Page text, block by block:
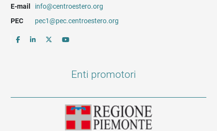
E-mail
info@centroestero.org
PEC
pec1@pec.centroestero.org
Enti promotori